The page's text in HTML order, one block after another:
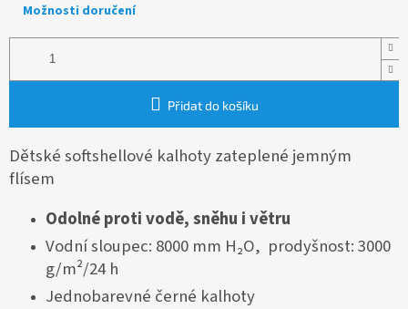
Možnosti doručení
Přidat do košíku
Dětské softshellové kalhoty zateplené jemným
flísem
Odolné proti vodě, sněhu i větru
Vodní sloupec: 8000 mm H₂O, prodyšnost: 3000
g/m²/24 h
Jednobarevné černé kalhoty